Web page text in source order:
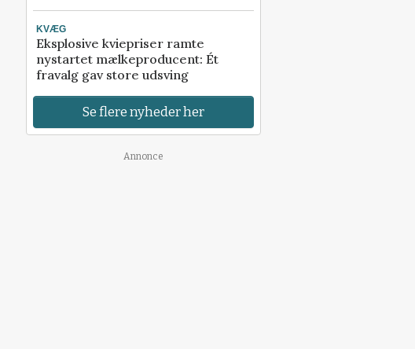
KVÆG
Eksplosive kviepriser ramte
nystartet mælkeproducent: Ét
fravalg gav store udsving
Se flere nyheder her
Annonce